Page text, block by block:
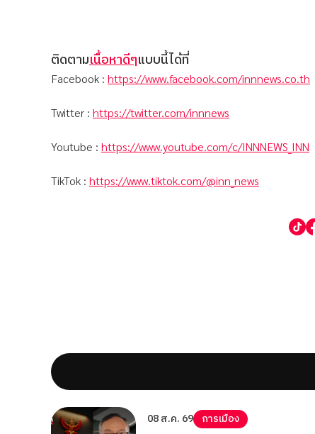
ติดตามเนื้อหาดีๆแบบนี้ได้ที่
Facebook : https://www.facebook.com/innnews.co.th
Twitter : https://twitter.com/innnews
Youtube : https://www.youtube.com/c/INNNEWS_INN
TikTok : https://www.tiktok.com/@inn_news
08 ส.ค. 69 การเมือง